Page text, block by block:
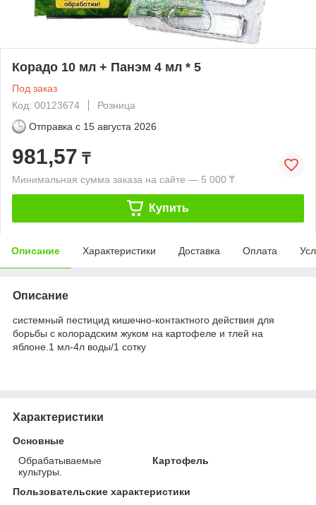
Корадо 10 мл + Панэм 4 мл * 5
Под заказ
Код: 00123674
Розница
Отправка с 15 августа 2026
981,57 ₸
Минимальная сумма заказа на сайте — 5 000 ₸
Купить
Описание Характеристики Доставка Оплата
Описание
системный пестицид кишечно-контактного действия для
борьбы с колорадским жуком на картофеле и тлей на
яблоне.1 мл-4л воды/1 сотку
Характеристики
Основные
Обрабатываемые
культуры.
Картофель
Пользовательские характеристики